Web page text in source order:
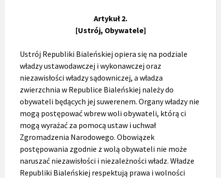
Artykuł 2.
[Ustrój, Obywatele]
Ustrój Republiki Bialeńskiej opiera się na podziale
władzy ustawodawczej i wykonawczej oraz
niezawisłości władzy sądowniczej, a władza
zwierzchnia w Republice Bialeńskiej należy do
obywateli będących jej suwerenem. Organy władzy nie
mogą postępować wbrew woli obywateli, którą ci
mogą wyrażać za pomocą ustaw i uchwał
Zgromadzenia Narodowego. Obowiązek
postępowania zgodnie z wolą obywateli nie może
naruszać niezawisłości i niezależności władz. Władze
Republiki Bialeńskiej respektują prawa i wolności